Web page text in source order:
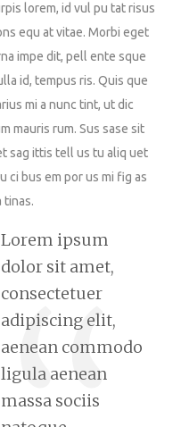
lorem, id vul pu tat risus
equ at vitae. Morbi eget
impe dit, pell ente sque
id, tempus ris. Quis que
mi a nunc tint, ut dic
mauris rum. Sus sase sit
sag ittis tell us tu aliq uet
ci bus em por us mi fig as
tinas.
Lorem ipsum
dolor sit amet,
consectetuer
adipiscing elit,
aenean commodo
ligula aenean
massa sociis